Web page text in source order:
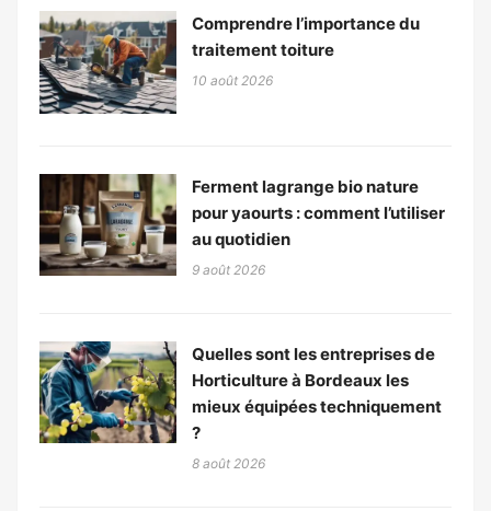
Comprendre l’importance du
traitement toiture
10 août 2026
Ferment lagrange bio nature
pour yaourts : comment l’utiliser
au quotidien
9 août 2026
Quelles sont les entreprises de
Horticulture à Bordeaux les
mieux équipées techniquement
?
8 août 2026